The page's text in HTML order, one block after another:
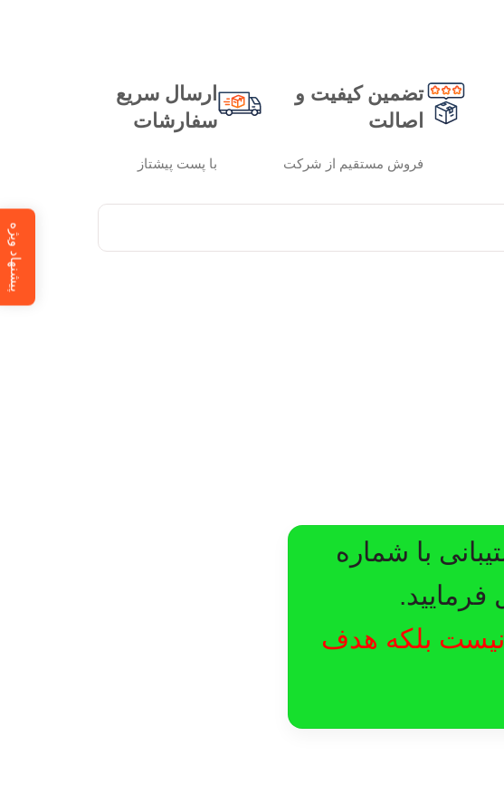
تضمین کیفیت و
اصالت
فروش مستقیم از شرکت
ارسال سریع
سفارشات
با پست پیشتاز
با شماره
ما نیست بلکه هدف
پیشنهاد ویژه